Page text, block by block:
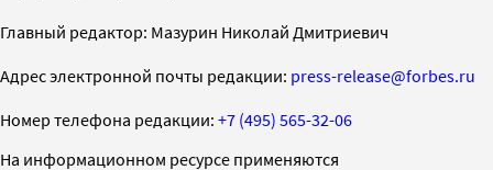
Главный редактор: Мазурин Николай Дмитриевич
Адрес электронной почты редакции: press-release@forbes.ru
Номер телефона редакции: +7 (495) 565-32-06
На информационном ресурсе применяются